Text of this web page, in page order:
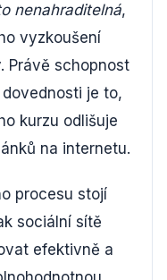
nenahraditelná,
vyzkoušení
Právě schopnost
je to,
kurzu odlišuje
na internetu.
procesu stojí
sociální sítě
efektivně a